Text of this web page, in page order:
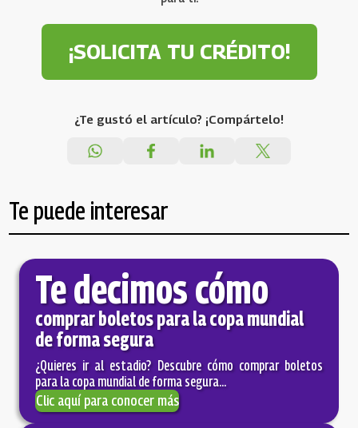
¡SOLICITA TU CRÉDITO!
¿Te gustó el artículo? ¡Compártelo!
Te puede interesar
Te decimos cómo
comprar boletos para la copa mundial
de forma segura
¿Quieres ir al estadio? Descubre cómo comprar boletos
para la copa mundial de forma segura...
Clic aquí para conocer más